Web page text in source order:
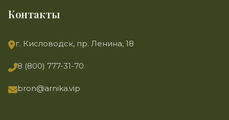
Контакты
г. Кисловодск, пр. Ленина, 18
8 (800) 777-31-70
bron@arnika.vip